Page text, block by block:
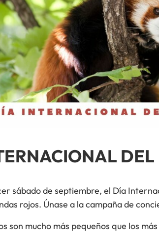
sábado de septiembre, el Día
rojos. Únase a la campaña de
son mucho más pequeños que los